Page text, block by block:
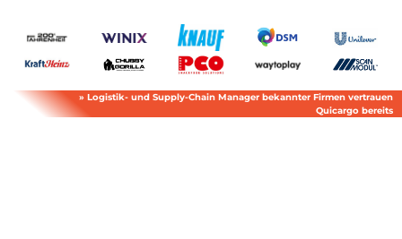
» Logistik- und Supply-Chain Manager bekannter Firmen vertrauen
Quicargo bereits